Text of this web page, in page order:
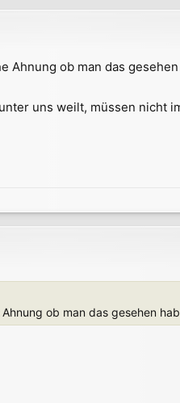
Ahnung ob man das
uns weilt, müssen nicht
ob man das gesehen